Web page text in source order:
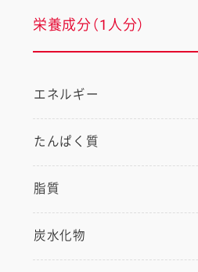
栄養成分（1人分）
エネルギー
たんぱく質
脂質
炭水化物